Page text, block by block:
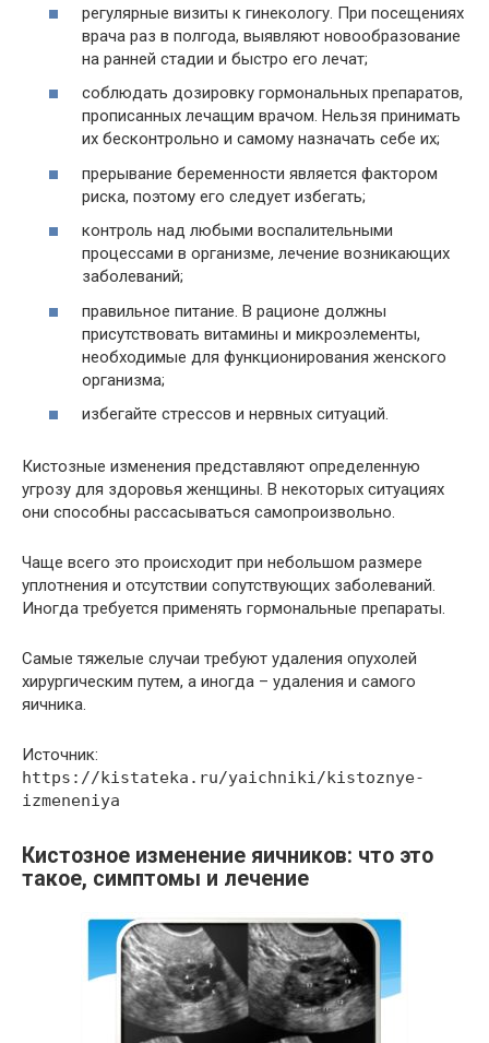
регулярные визиты к гинекологу. При посещениях
врача раз в полгода, выявляют новообразование
на ранней стадии и быстро его лечат;
соблюдать дозировку гормональных препаратов,
прописанных лечащим врачом. Нельзя принимать
их бесконтрольно и самому назначать себе их;
прерывание беременности является фактором
риска, поэтому его следует избегать;
контроль над любыми воспалительными
процессами в организме, лечение возникающих
заболеваний;
правильное питание. В рационе должны
присутствовать витамины и микроэлементы,
необходимые для функционирования женского
организма;
избегайте стрессов и нервных ситуаций.
Кистозные изменения представляют определенную
угрозу для здоровья женщины. В некоторых ситуациях
они способны рассасываться самопроизвольно.
Чаще всего это происходит при небольшом размере
уплотнения и отсутствии сопутствующих заболеваний.
Иногда требуется применять гормональные препараты.
Самые тяжелые случаи требуют удаления опухолей
хирургическим путем, а иногда – удаления и самого
яичника.
Источник:
https://kistateka.ru/yaichniki/kistoznye-
izmeneniya
Кистозное изменение яичников: что это
такое, симптомы и лечение